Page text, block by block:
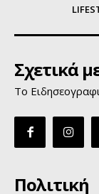
Σχετικά
Το
Πολιτική